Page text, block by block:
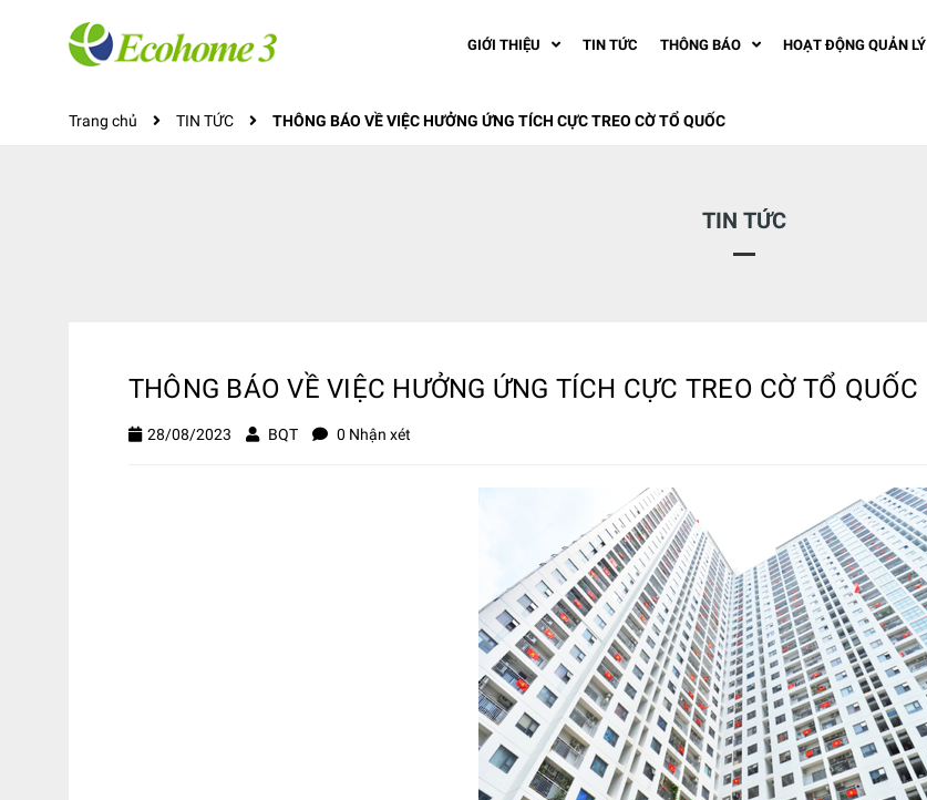
GIỚI THIỆU TIN TỨC THÔNG BÁO HOẠT ĐỘNG QUẢN LÝ
Trang chủ TIN TỨC THÔNG BÁO VỀ VIỆC HƯỞNG ỨNG TÍCH CỰC TREO CỜ TỔ QUỐC
TIN TỨC
THÔNG BÁO VỀ VIỆC HƯỞNG ỨNG TÍCH CỰC TREO CỜ TỔ QUỐC
28/08/2023 BQT 0 Nhận xét